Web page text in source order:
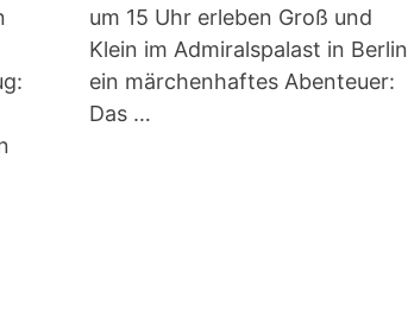
um 15 Uhr erleben Groß und
Klein im Admiralspalast in Berlin
ein märchenhaftes Abenteuer:
Das …